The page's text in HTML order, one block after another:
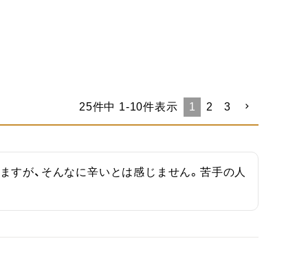
25件中 1-10件表示 1 2 3
が、そんなに辛いとは感じません。苦手の人